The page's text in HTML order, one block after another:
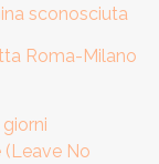
sconosciuta
Roma-Milano
(Leave No